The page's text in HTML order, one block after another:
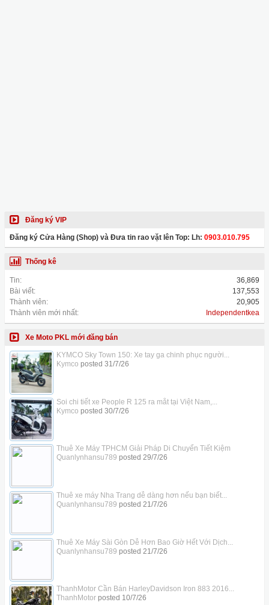
Đăng ký VIP
Đăng ký Cửa Hàng (Shop) và Đưa tin rao vặt lên Top: Lh: 0903.010.795
Thống kê
Tin:
36,869
Bài viết:
137,553
Thành viên:
20,905
Thành viên mới nhất:
Independentkea
Xe Moto PKL mới đăng bán
KYMCO Sky Town 150: Xe tay ga chinh phục người...
Kymco posted 31/7/26
Soi chi tiết xe People R 125 ra mắt tại Việt Nam,...
Kymco posted 30/7/26
Thuê Xe Máy TPHCM Giải Pháp Di Chuyển Tiết Kiệm
Quanlynhansu789 posted 29/7/26
Thuê xe máy Nha Trang dễ dàng hơn nếu bạn biết...
Quanlynhansu789 posted 21/7/26
Thuê Xe Máy Sài Gòn Dễ Hơn Bao Giờ Hết Với Dịch...
Quanlynhansu789 posted 21/7/26
ThanhMotor Cần Bán HarleyDavidson Iron 883 2016...
ThanhMotorposted 10/7/26